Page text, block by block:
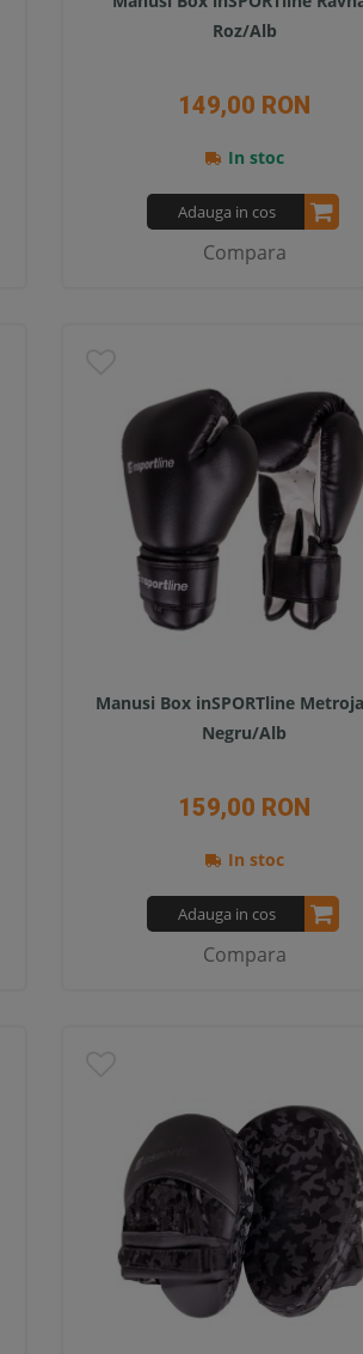
Roz/Alb
149,00 RON
In stoc
Adauga in cos
Compara
Manusi Box inSPORTline
Negru/Alb
159,00 RON
In stoc
Adauga in cos
Compara